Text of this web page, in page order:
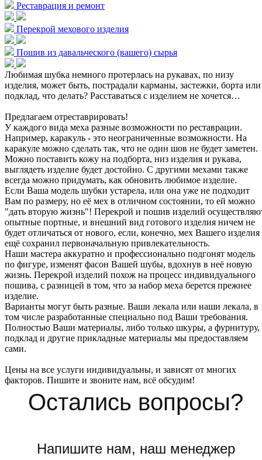
Реставрация и ремонт
Перекрой мехового изделия
Пошив из давальческого (вашего) сырья
Любимая шубка немного протерлась на рукавах, по низу
изделия, может быть, пострадали карманы, застежки, борта или
подклад, что делать? Расставаться с изделием не хочется…
Предлагаем отреставрировать!
У каждого вида меха разные возможности по реставрации.
Например, каракуль - это неограниченные возможности. На
каракуле можно сделать так, что не один шов не будет заметен.
Можно поставить кожу на подборта, низ изделия и рукава,
выглядеть изделие будет достойно. С другими мехами также
всегда можно придумать, как обновить любимое изделие.
Если Ваша модель шубки устарела, или она уже не подходит
Вам по размеру, но её мех в отличном состоянии, то ей можно
"дать вторую жизнь"! Перекрой и пошив изделий
опытные портные, и внешний вид готового изделия ничем не
будет отличаться от нового, если, конечно, мех Вашего изделия
ещё сохранил первоначальную привлекательность.
Наши мастера аккуратно и профессионально подгонят модель
по фигуре, изменят фасон Вашей шубы, вдохнув в неё новую
жизнь. Перекрой изделий похож на процесс индивидуального
пошива, с разницей в том, что за набор меха берется прежнее
изделие.
Варианты могут быть разные. Ваши лекала или наши лекала, в
том числе разработанные специально под Ваши требования.
Полностью Ваши материалы, либо только шкуры, а фурнитуру,
подклад и другие прикладные материалы мы предоставляем
сами.
Цены на все услуги индивидуальны, и зависят от многих
факторов. Пишите и звоните нам, всё обсудим!
Остались вопросы?
Напишите нам, наш менеджер